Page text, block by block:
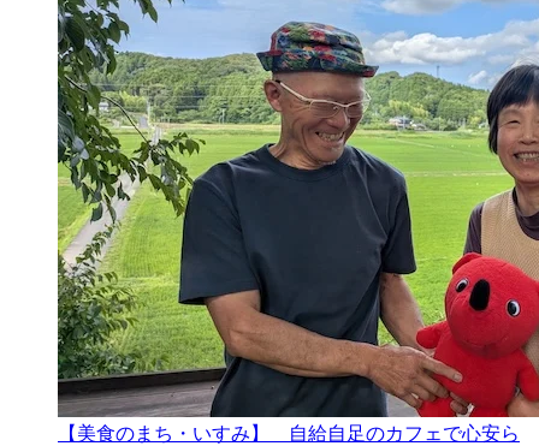
【美食のまち・いすみ】 自給自足のカフェで心安ら